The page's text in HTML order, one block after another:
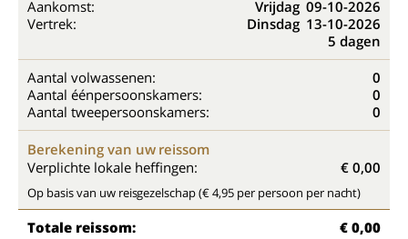
Aankomst: Vrijdag 09-10-2026
Vertrek:
Dinsdag 13-10-2026
5 dagen
Aantal volwassenen:
0
Aantal éénpersoonskamers:
0
Aantal tweepersoonskamers:
0
Berekening van uw reissom
Verplichte lokale heffingen:
€ 0,00
Op basis van uw reisgezelschap (€ 4,95 per persoon per nacht)
Totale reissom: € 0,00